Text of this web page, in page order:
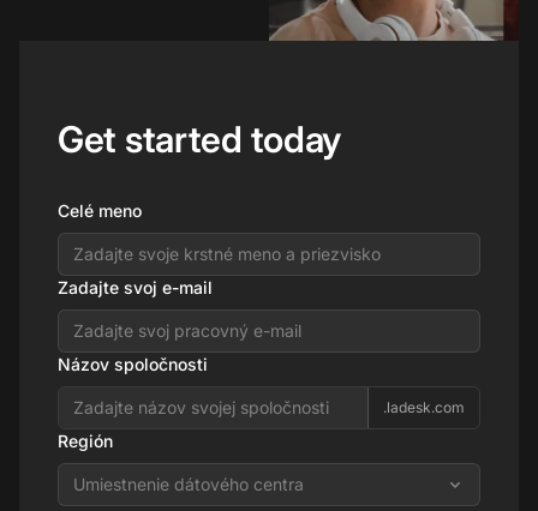
Get started today
Celé meno
Zadajte svoj e-mail
Názov spoločnosti
.ladesk.com
Región
Umiestnenie dátového centra